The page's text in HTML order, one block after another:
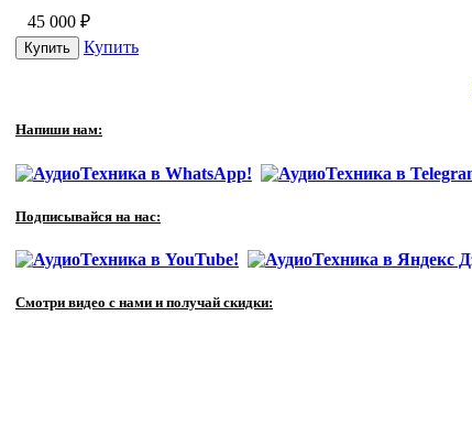
45 000 ₽
Купить
Напиши нам:
Подписывайся на нас:
Смотри видео с нами и получай скидки: